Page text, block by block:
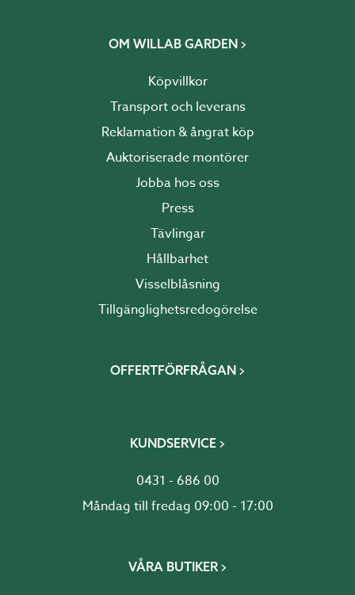
OM WILLAB GARDEN
Köpvillkor
Transport och leverans
Reklamation & ångrat köp
Auktoriserade montörer
Jobba hos oss
Press
Tävlingar
Hållbarhet
Visselblåsning
Tillgänglighetsredogörelse
OFFERTFÖRFRÅGAN
KUNDSERVICE
0431 - 686 00
Måndag till fredag 09:00 - 17:00
VÅRA BUTIKER